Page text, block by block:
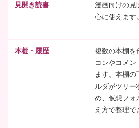
見開き読書
漫画向けの見
心に使えます。
本棚・履歴
複数の本棚を
コンやコメン
ます。本棚の
ルダがツリー
め、仮想フォ
え方で整理で